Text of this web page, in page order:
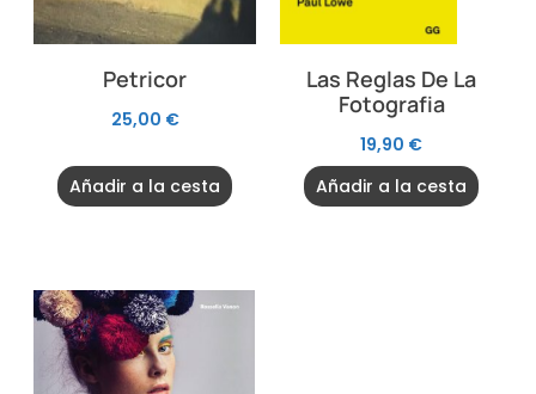
Petricor
25,00 €
Añadir a la cesta
Las Reglas De La
Fotografia
19,90 €
Añadir a la cesta